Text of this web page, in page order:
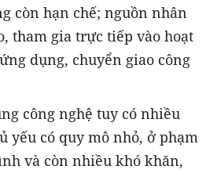
còn hạn chế; nguồn nhân
tham gia trực tiếp vào hoạt
dụng, chuyển giao công
công nghệ tuy có nhiều
yếu có quy mô nhỏ, ở phạm
và còn nhiều khó khăn,